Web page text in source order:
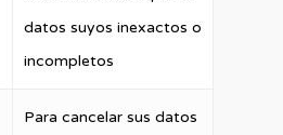
datos suyos inexactos o
incompletos
Para cancelar sus datos